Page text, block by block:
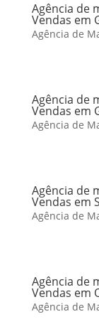
Agência de
Vendas em
Agência de
Agência de
Vendas em
Agência de
Agência de
Vendas em
Agência de
Agência de
Vendas em
Agência de